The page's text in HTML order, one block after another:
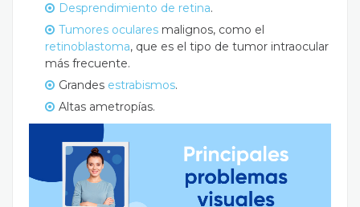
Desprendimiento de retina.
Tumores oculares malignos, como el
retinoblastoma, que es el tipo de tumor intraocular
más frecuente.
Grandes estrabismos.
Altas ametropías.